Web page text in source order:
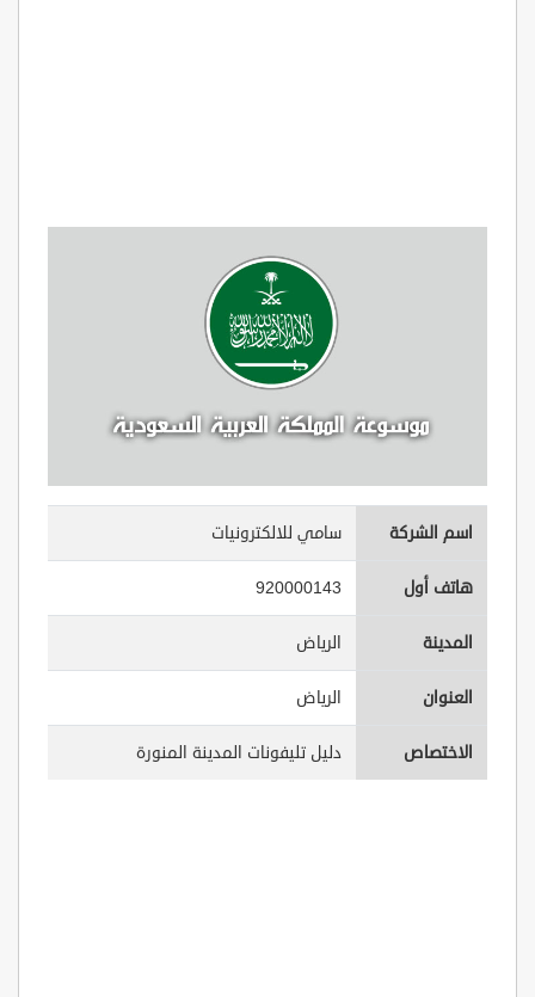
اسم الشركة سامي للالكترونيات
هاتف أول 920000143
المدينة الرياض
العنوان الرياض
الاختصاص دليل تليفونات المدينة المنورة